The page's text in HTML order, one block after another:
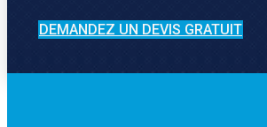
DEMANDEZ UN DEVIS GRATUIT